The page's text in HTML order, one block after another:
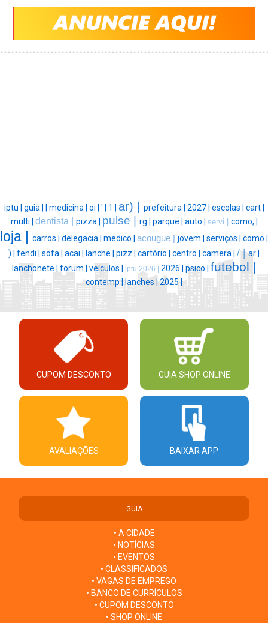
iptu | guia | medicina | oi | ' | 1 | ar) | prefeitura | 2027 | escolas | cart |
multi | dentista | pizza | pulse | rg | parque | auto | servi | como, |
loja | carros | delegacia | medico | acougue | jovem | serviços | como |
) | fendi | sofa | acai | lanche | pizz | cartório | centro | camera | / |ar |
lanchonete | forum | veículos | iptu 2026 | 2026 | psico | futebol |
contemp |lanches |2025 |
CUPOM DESCONTO GUIA SHOP ONLINE
AVALIAÇÕES BAIXAR APP
GUIA
• A CIDADE
• NOTÍCIAS
• EVENTOS
• CLASSIFICADOS
• VAGAS DE EMPREGO
• BANCO DE CURRÍCULOS
• CUPOM DESCONTO
• SHOP ONLINE